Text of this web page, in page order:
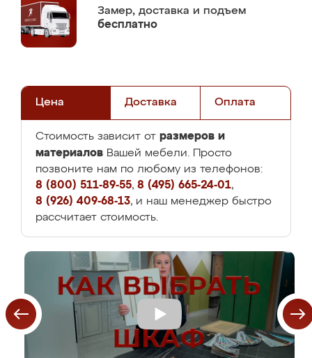
Замер, доставка и подъем
бесплатно
Цена Доставка Оплата
Стоимость зависит от размеров и
материалов Вашей мебели. Просто
позвоните нам по любому из телефонов:
8 (800) 511-89-55, 8 (495) 665-24-01,
8 (926) 409-68-13, и наш менеджер быстро
рассчитает стоимость.